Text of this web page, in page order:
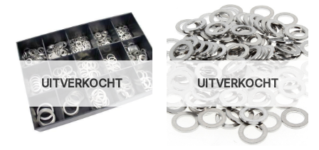
UITVERKOCHT UITVERKOCHT